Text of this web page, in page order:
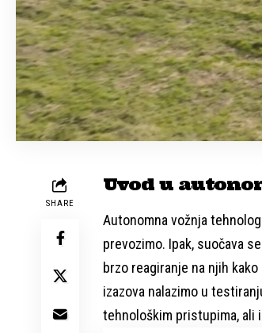
SHARE
Uvod u
Autonomna vožnja
prevozimo. Ipak, suočava
brzo reagiranje na njih
izazova nalazimo u
tehnološkim pristupima, ali